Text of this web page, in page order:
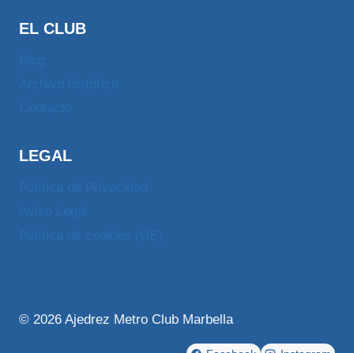
EL CLUB
LEGAL
© 2026 Ajedrez Metro Club Marbella